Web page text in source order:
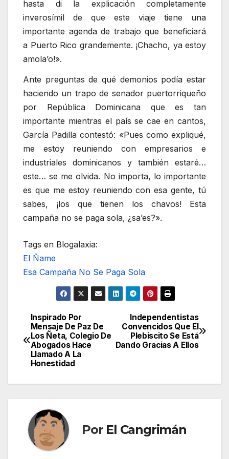
hasta di la explicación completamente
inverosímil de que este viaje tiene una
importante agenda de trabajo que beneficiará
a Puerto Rico grandemente. ¡Chacho, ya estoy
amola’o!».
Ante preguntas de qué demonios podía estar
haciendo un trapo de senador puertorriqueño
por República Dominicana que es tan
importante mientras el país se cae en cantos,
García Padilla contestó: «Pues como expliqué,
me estoy reuniendo con empresarios e
industriales dominicanos y también estaré…
este… se me olvida. No importa, lo importante
es que me estoy reuniendo con esa gente, tú
sabes, ¡los que tienen los chavos! Esta
campaña no se paga sola, ¿sa’es?».
Tags en Blogalaxia:
El Ñame
Esa Campaña No Se Paga Sola
Navegación
de
entradas
Independentistas
Convencidos Que El
Plebiscito Se Está
Dando Gracias A Ellos
Inspirado Por
Mensaje De Paz De
Los Ñeta, Colegio De
Abogados Hace
Llamado A La
Honestidad
Por El Cangrimán